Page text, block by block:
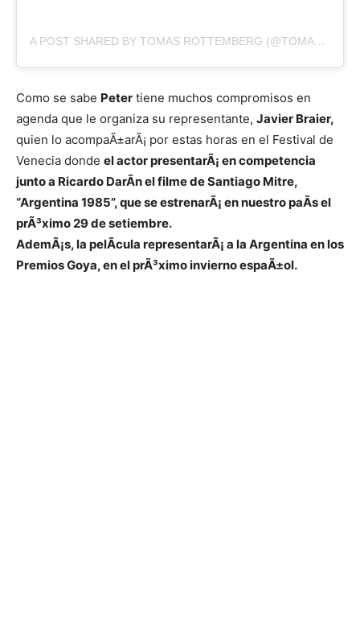
A POST SHARED BY TOMAS ROTTEMBERG (@TOMAS.ROTTEMBERG)
Como se sabe Peter tiene muchos compromisos en
agenda que le organiza su representante, Javier Braier,
quien lo acompaÃ±arÃ¡ por estas horas en el Festival de
Venecia donde el actor presentarÃ¡ en competencia
junto a Ricardo DarÃ­n el filme de Santiago Mitre,
“Argentina 1985”, que se estrenarÃ¡ en nuestro paÃ­s el
prÃ³ximo 29 de setiembre.
AdemÃ¡s, la pelÃ­cula representarÃ¡ a la Argentina en los
Premios Goya, en el prÃ³ximo invierno espaÃ±ol.